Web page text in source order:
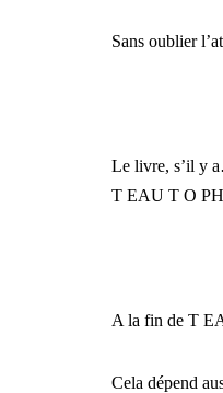
Sans oublier
Le livre, s’il y
T EAU T O
A la fin de T
Cela dépend